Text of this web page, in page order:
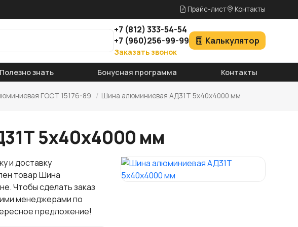
Прайс-лист Контакты
+7 (812)333-54-54
+7 (960)256-99-99
Заказать звонок
Калькулятор
Полезно знать Бонусная программа Контакты
ГОСТ 15176-89 / Шина алюминиевая АД31Т 5х40х4000 мм
5х40х4000 мм
и доставку
товар Шина
Чтобы сделать заказ
менеджерами по
предложение!